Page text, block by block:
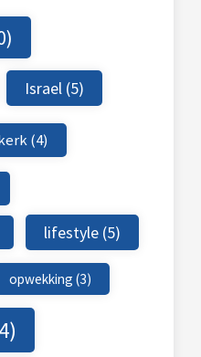
Israel (5)
(4)
lifestyle (5)
opwekking (3)